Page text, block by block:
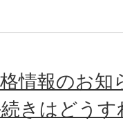
情報のお
きはどう